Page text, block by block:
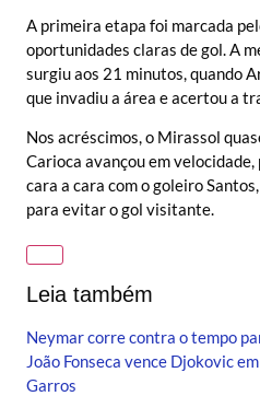
A primeira etapa foi marcada
oportunidades claras de gol. A
surgiu aos 21 minutos, quando
que invadiu a área e acertou a
Nos acréscimos, o Mirassol
Carioca avançou em
cara a cara com o goleiro
para evitar o gol visitante.
Leia também
Neymar corre contra o tempo
João Fonseca vence Djokovic
Garros